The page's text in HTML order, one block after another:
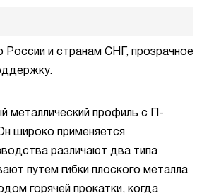
России и странам СНГ, прозрачное
металлический профиль с П-
широко применяется
различают два типа
путем гибки плоского металла
горячей прокатки, когда